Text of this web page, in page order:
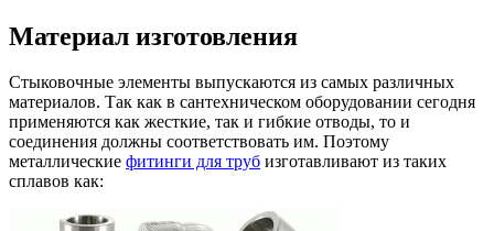
Материал изготовления
Стыковочные элементы выпускаются из самых различных
материалов. Так как в сантехническом оборудовании сегодня
применяются как жесткие, так и гибкие отводы, то и
соединения должны соответствовать им. Поэтому
металлические фитинги для труб изготавливают из таких
сплавов как: